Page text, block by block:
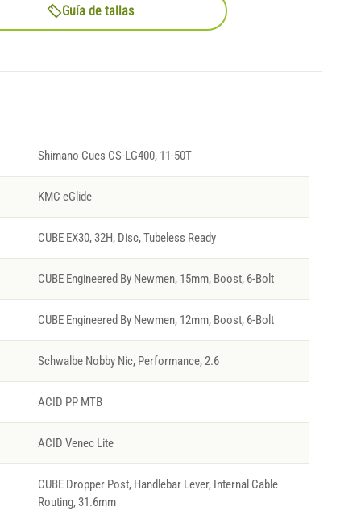
Guía de tallas
Shimano Cues CS-LG400, 11-50T
KMC eGlide
CUBE EX30, 32H, Disc, Tubeless Ready
CUBE Engineered By Newmen, 15mm, Boost, 6-Bolt
CUBE Engineered By Newmen, 12mm, Boost, 6-Bolt
Schwalbe Nobby Nic, Performance, 2.6
ACID PP MTB
ACID Venec Lite
CUBE Dropper Post, Handlebar Lever, Internal Cable
Routing, 31.6mm